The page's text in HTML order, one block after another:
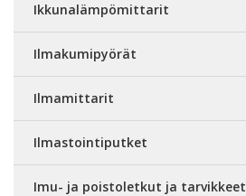
Ikkunalämpömittarit
Ilmakumipyörät
Ilmamittarit
Ilmastointiputket
Imu- ja poistoletkut ja tarvikkeet